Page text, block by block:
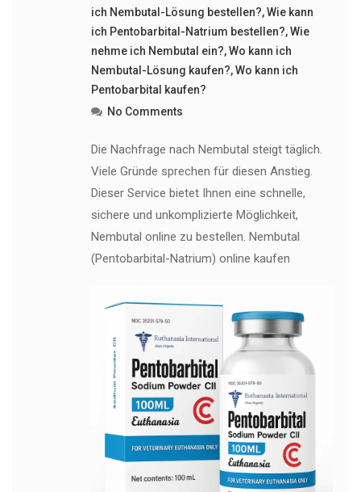
ich Nembutal-Lösung bestellen?,Wie kann
ich Pentobarbital-Natrium bestellen?,Wie
nehme ich Nembutal ein?,Wo kann ich
Nembutal-Lösung kaufen?,Wo kann ich
Pentobarbital kaufen?
No Comments
Die Nachfrage nach Nembutal steigt täglich.
Viele Gründe sprechen für diesen Anstieg.
Dieser Service bietet Ihnen eine schnelle,
sichere und unkomplizierte Möglichkeit,
Nembutal online zu bestellen. Nembutal
(Pentobarbital-Natrium) online kaufen